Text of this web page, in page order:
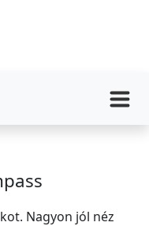
Nagyon jól néz